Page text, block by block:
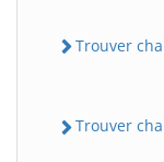
Trouver
Trouver